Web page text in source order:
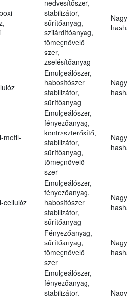
nedvesítőszer,
stabilizátor,
sűrítőanyag,
szilárdítóanyag,
tömegnövelő
szer,
zselésítőanyag
Emulgeálószer,
habosítószer,
stabilizátor,
sűrítőanyag
metil-
Emulgeálószer,
fényezőanyag,
kontraszterősítő,
stabilizátor,
sűrítőanyag,
tömegnövelő
szer
cellulóz
Emulgeálószer,
fényezőanyag,
habosítószer,
stabilizátor,
sűrítőanyag
Fényezőanyag,
sűrítőanyag,
tömegnövelő
szer
Emulgeálószer,
fényezőanyag,
stabilizátor,